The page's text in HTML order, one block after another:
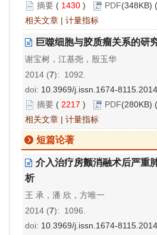
摘要 ( 1430 ) PDF(348KB) (
相关文章 | 计量指标
巨噬细胞与胶质瘤关系的研
谢宝树，江基尧，殷玉华
2014 (7): 1092.
doi: 10.3969/j.issn.1674-
摘要 ( 2217 ) PDF(280KB) (
相关文章 | 计量指标
短篇论著
介入治疗房颤消融术后严重
析
王 承，潘 欣，方唯一
2014 (7): 1096.
doi: 10.3969/j.issn.1674-